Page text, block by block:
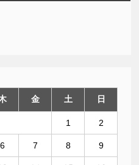
金 土 日
1 2
6 7 8 9